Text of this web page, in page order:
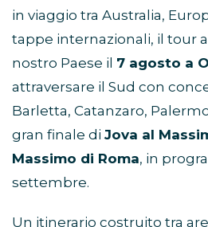
in viaggio tra Australia,
tappe internazionali, il tour
nostro Paese il 7 agosto a
attraversare il Sud con
Barletta, Catanzaro,
gran finale di Jova al
Massimo di Roma, in
settembre.
Un itinerario costruito tra